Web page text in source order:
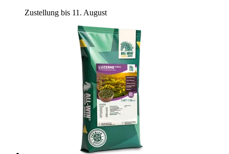
Zustellung bis 11. August